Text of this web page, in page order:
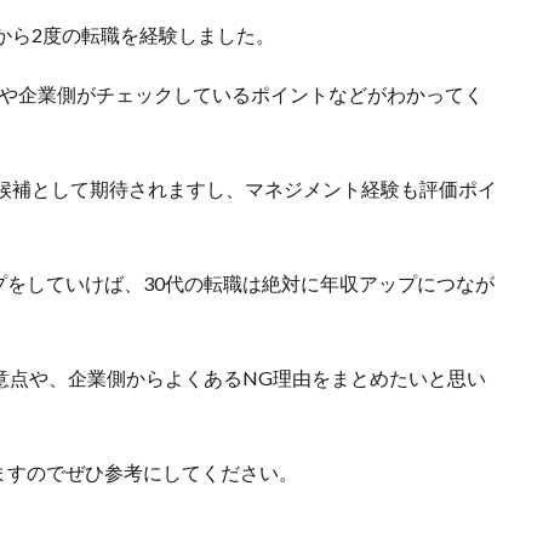
2度の転職を経験しました。
企業側がチェックしているポイントなどがわかってく
として期待されますし、マネジメント経験も評価ポイ
していけば、30代の転職は絶対に年収アップにつなが
や、企業側からよくあるNG理由をまとめたいと思い
のでぜひ参考にしてください。